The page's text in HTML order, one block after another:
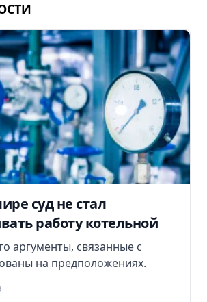
суд не стал
работу котельной
аргументы, связанные с
на предположениях.